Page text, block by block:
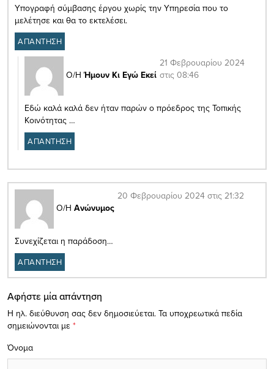
Υπογραφή σύμβασης έργου χωρίς την Υπηρεσία που το
μελέτησε και θα το εκτελέσει.
ΑΠΑΝΤΗΣΗ
Ο/ΗΉμουν Κι Εγώ Εκεί
21 Φεβρουαρίου 2024
στις 08:46
Εδώ καλά καλά δεν ήταν παρών ο πρόεδρος της Τοπικής
Κοινότητας …
ΑΠΑΝΤΗΣΗ
Ο/Η Ανώνυμος
20 Φεβρουαρίου 2024 στις 21:32
Συνεχίζεται η παράδοση…
ΑΠΑΝΤΗΣΗ
Αφήστε μία απάντηση
Η ηλ. διεύθυνση σας δεν δημοσιεύεται. Τα υποχρεωτικά πεδία
σημειώνονται με *
Όνομα